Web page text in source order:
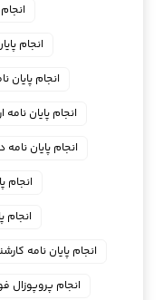
انجام
انجام پایان
انجام پایان
انجام پایان نامه
انجام
انجام
انجام پایان نامه
انجام پروپوزال